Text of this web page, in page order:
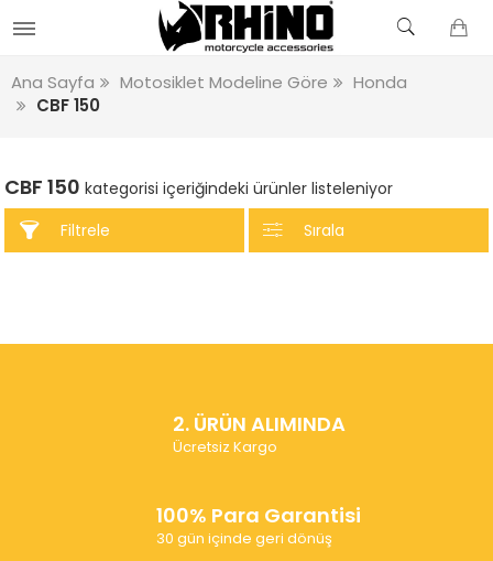
Ana Sayfa Motosiklet Modeline Göre
Honda
CBF 150
CBF 150 kategorisi içeriğindeki ürünler listeleniyor
Filtrele
Sırala
2. ÜRÜN ALIMINDA
Ücretsiz Kargo
100% Para Garantisi
30 gün içinde geri dönüş